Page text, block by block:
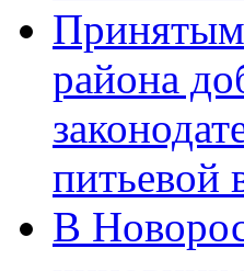
района
питьевой
В